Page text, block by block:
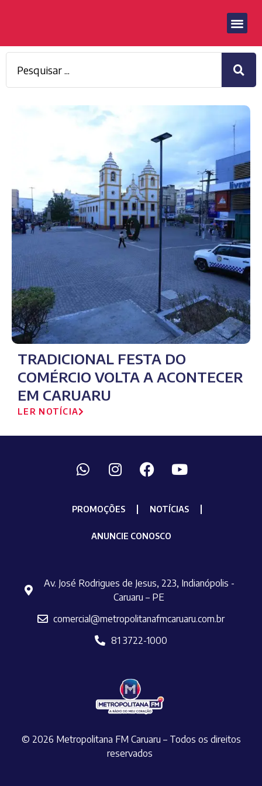
TRADICIONAL FESTA DO
COMÉRCIO VOLTA A ACONTECER
EM CARUARU
LER NOTÍCIA
PROMOÇÕES NOTÍCIAS
ANUNCIE CONOSCO
Av. José Rodrigues de Jesus, 223, Indianópolis -
Caruaru – PE
comercial@metropolitanafmcaruaru.com.br
81 3722-1000
© 2026 Metropolitana FM Caruaru – Todos os direitos
reservados